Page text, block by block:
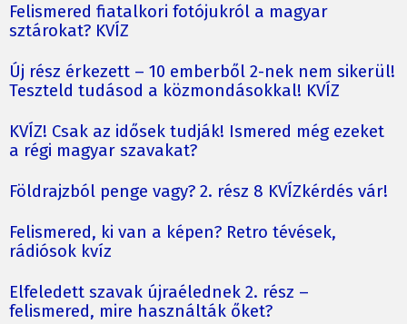
Felismered fiatalkori fotójukról a magyar
sztárokat? KVÍZ
Új rész érkezett – 10 emberből 2-nek nem sikerül!
Teszteld tudásod a közmondásokkal! KVÍZ
KVÍZ! Csak az idősek tudják! Ismered még ezeket
a régi magyar szavakat?
Földrajzból penge vagy? 2. rész 8 KVÍZkérdés vár!
Felismered, ki van a képen? Retro tévések,
rádiósok kvíz
Elfeledett szavak újraélednek 2. rész –
felismered, mire használták őket?